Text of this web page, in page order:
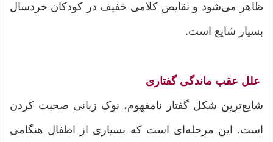
ظاهر می‌شود و نقایص کلامی خفیف در کودکان خردسال
بسیار شایع است.
علل عقب ماندگی گفتاری
شایع‌ترین شکل گفتار نامفهوم، نوک زبانی صحبت کردن
است. این مرحله‌ای است که بسیاری از اطفال هنگامی